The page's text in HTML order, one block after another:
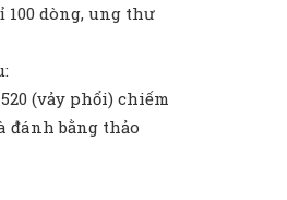
100 dòng, ung thư
(vảy phổi) chiếm
đánh bằng thảo